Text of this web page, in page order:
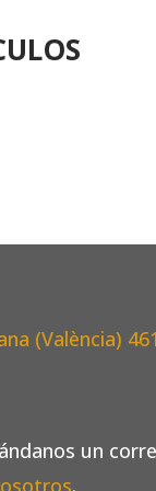
(València)
un
.